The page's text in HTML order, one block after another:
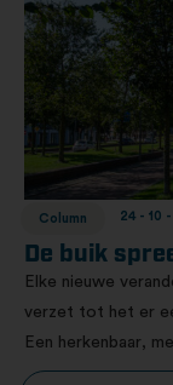
Column 24 - 10
De buik
Elke nieuwe
verzet tot het er
Een herkenbaar,